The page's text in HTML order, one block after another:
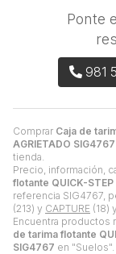
Comprar Caja de
AGRIETADO SIG4767
tienda.
Precio, información,
flotante QUICK-STEP
referencia SIG4767,
(213) y CAPTURE (18)
Encuentra productos
de tarima flotante
SIG4767 en "Suelos".
Ponte
981